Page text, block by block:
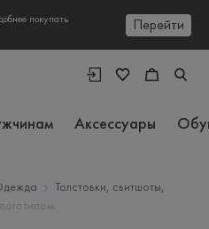
покупать
Перейти
Аксессуары
Толстовки, свитшоты,